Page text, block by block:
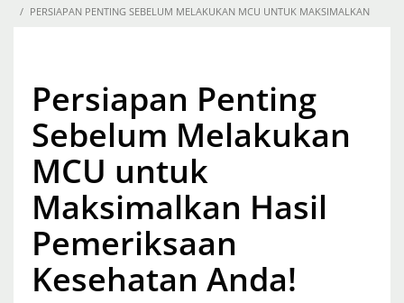
PERSIAPAN PENTING SEBELUM MELAKUKAN MCU UNTUK MAKSIMALKAN
Persiapan Penting
Sebelum Melakukan
MCU untuk
Maksimalkan Hasil
Pemeriksaan
Kesehatan Anda!